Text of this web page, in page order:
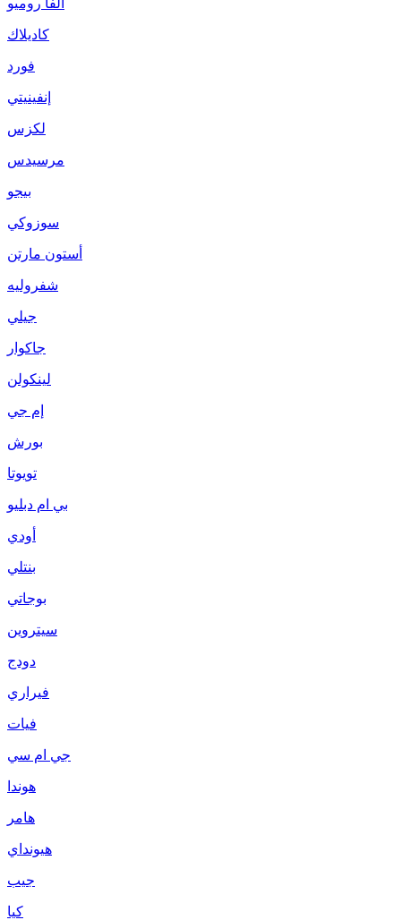
كاديلاك
فورد
إنفينيتي
لكزس
مرسيدس
بيجو
سوزوكي
أستون مارتن
شفروليه
جيلي
جاكوار
لينكولن
إم جي
بورش
تويوتا
بي ام دبليو
أودي
بنتلي
بوجاتي
سيتروين
دودج
فيراري
فيات
جي ام سي
هوندا
هامر
هيونداي
جيب
كيا